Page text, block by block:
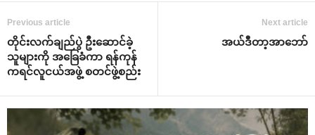
Previous article
တိုင်းလက်ချည်ပွဲ ဦး‌ဆောင်ခဲ့
သူများကို အ‌ခြေခံကာ ရန်ကုန်
ကရင်လူငယ်အဖွဲ့ စတင်ဖွဲ့စည်း
Next article
အယ်ဒီတာ့အာ‌ဘော်